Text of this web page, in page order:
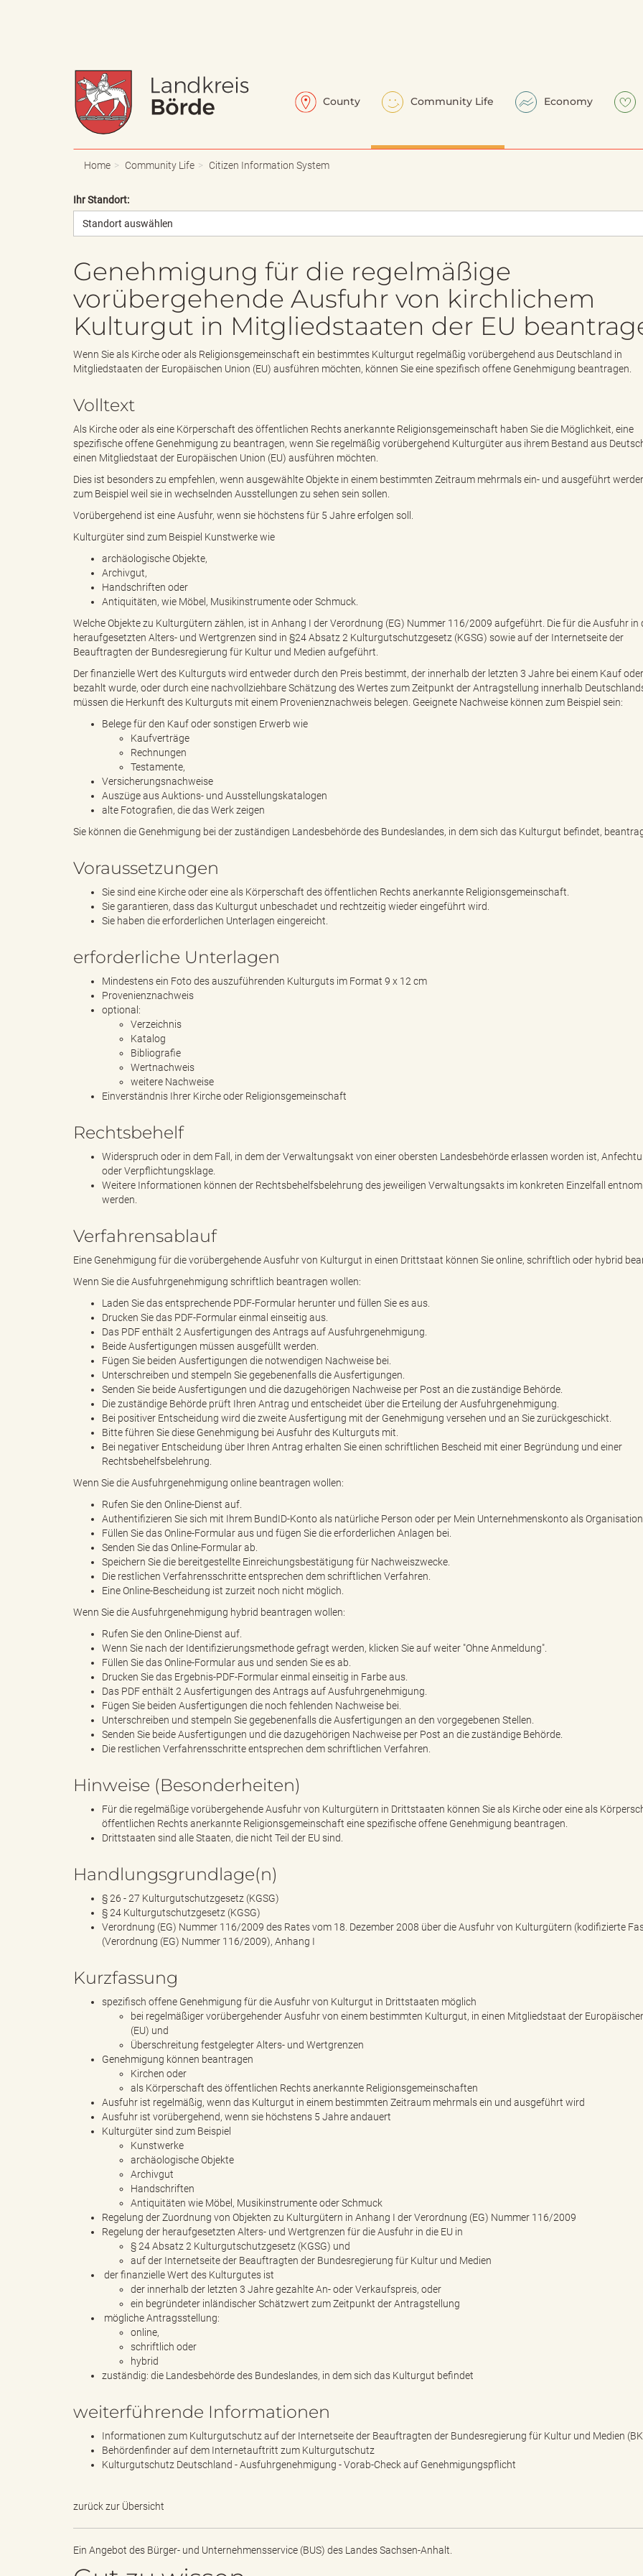
a
p
p
e
n
d
e
s
e
t
e
r
i
g
"
n
d
s
B
ö
d
e
"
.
h
e
l
l
d
County Community Life Economy
Home Community Life Citizen Information System
Ihr Standort:
Standort auswählen
Genehmigung für die regelmäßige
vorübergehende Ausfuhr von kirchlichem
Kulturgut in Mitgliedstaaten der EU
Wenn Sie als Kirche oder als Religionsgemeinschaft ein bestimmtes Kulturgut regelmäßig vorübergehend aus Deutschland in
Mitgliedstaaten der Europäischen Union (EU) ausführen möchten, können Sie eine spezifisch offene Genehmigung beantragen.
Volltext
Als Kirche oder als eine Körperschaft des öffentlichen Rechts anerkannte Religionsgemeinschaft haben Sie die Möglichkeit, eine
spezifische offene Genehmigung zu beantragen, wenn Sie regelmäßig vorübergehend Kulturgüter aus ihrem Bestand aus
einen Mitgliedstaat der Europäischen Union (EU) ausführen möchten.
Dies ist besonders zu empfehlen, wenn ausgewählte Objekte in einem bestimmten Zeitraum mehrmals ein- und ausgeführt
zum Beispiel weil sie in wechselnden Ausstellungen zu sehen sein sollen.
Vorübergehend ist eine Ausfuhr, wenn sie höchstens für 5 Jahre erfolgen soll.
Kulturgüter sind zum Beispiel Kunstwerke wie
archäologische Objekte,
Archivgut,
Handschriften oder
Antiquitäten, wie Möbel, Musikinstrumente oder Schmuck.
Welche Objekte zu Kulturgütern zählen, ist in Anhang I der Verordnung (EG) Nummer 116/2009 aufgeführt. Die für die Ausfuhr in
heraufgesetzten Alters- und Wertgrenzen sind in §24 Absatz 2 Kulturgutschutzgesetz (KGSG) sowie auf der Internetseite der
Beauftragten der Bundesregierung für Kultur und Medien aufgeführt.
Der finanzielle Wert des Kulturguts wird entweder durch den Preis bestimmt, der innerhalb der letzten 3 Jahre bei einem Kauf
bezahlt wurde, oder durch eine nachvollziehbare Schätzung des Wertes zum Zeitpunkt der Antragstellung innerhalb
müssen die Herkunft des Kulturguts mit einem Provenienznachweis belegen. Geeignete Nachweise können zum Beispiel sein:
Belege für den Kauf oder sonstigen Erwerb wie
Kaufverträge
Rechnungen
Testamente,
Versicherungsnachweise
Auszüge aus Auktions- und Ausstellungskatalogen
alte Fotografien, die das Werk zeigen
Sie können die Genehmigung bei der zuständigen Landesbehörde des Bundeslandes, in dem sich das Kulturgut befindet,
Voraussetzungen
Sie sind eine Kirche oder eine als Körperschaft des öffentlichen Rechts anerkannte Religionsgemeinschaft.
Sie garantieren, dass das Kulturgut unbeschadet und rechtzeitig wieder eingeführt wird.
Sie haben die erforderlichen Unterlagen eingereicht.
erforderliche Unterlagen
Mindestens ein Foto des auszuführenden Kulturguts im Format 9 x 12 cm
Provenienznachweis
optional:
Verzeichnis
Katalog
Bibliografie
Wertnachweis
weitere Nachweise
Einverständnis Ihrer Kirche oder Religionsgemeinschaft
Rechtsbehelf
Widerspruch oder in dem Fall, in dem der Verwaltungsakt von einer obersten Landesbehörde erlassen worden ist,
oder Verpflichtungsklage.
Weitere Informationen können der Rechtsbehelfsbelehrung des jeweiligen Verwaltungsakts im konkreten Einzelfall
werden.
Verfahrensablauf
Eine Genehmigung für die vorübergehende Ausfuhr von Kulturgut in einen Drittstaat können Sie online, schriftlich oder hybrid
Wenn Sie die Ausfuhrgenehmigung schriftlich beantragen wollen:
Laden Sie das entsprechende PDF-Formular herunter und füllen Sie es aus.
Drucken Sie das PDF-Formular einmal einseitig aus.
Das PDF enthält 2 Ausfertigungen des Antrags auf Ausfuhrgenehmigung.
Beide Ausfertigungen müssen ausgefüllt werden.
Fügen Sie beiden Ausfertigungen die notwendigen Nachweise bei.
Unterschreiben und stempeln Sie gegebenenfalls die Ausfertigungen.
Senden Sie beide Ausfertigungen und die dazugehörigen Nachweise per Post an die zuständige Behörde.
Die zuständige Behörde prüft Ihren Antrag und entscheidet über die Erteilung der Ausfuhrgenehmigung.
Bei positiver Entscheidung wird die zweite Ausfertigung mit der Genehmigung versehen und an Sie zurückgeschickt.
Bitte führen Sie diese Genehmigung bei Ausfuhr des Kulturguts mit.
Bei negativer Entscheidung über Ihren Antrag erhalten Sie einen schriftlichen Bescheid mit einer Begründung und einer
Rechtsbehelfsbelehrung.
Wenn Sie die Ausfuhrgenehmigung online beantragen wollen:
Rufen Sie den Online-Dienst auf.
Authentifizieren Sie sich mit Ihrem BundID-Konto als natürliche Person oder per Mein Unternehmenskonto als
Füllen Sie das Online-Formular aus und fügen Sie die erforderlichen Anlagen bei.
Senden Sie das Online-Formular ab.
Speichern Sie die bereitgestellte Einreichungsbestätigung für Nachweiszwecke.
Die restlichen Verfahrensschritte entsprechen dem schriftlichen Verfahren.
Eine Online-Bescheidung ist zurzeit noch nicht möglich.
Wenn Sie die Ausfuhrgenehmigung hybrid beantragen wollen:
Rufen Sie den Online-Dienst auf.
Wenn Sie nach der Identifizierungsmethode gefragt werden, klicken Sie auf weiter "Ohne Anmeldung".
Füllen Sie das Online-Formular aus und senden Sie es ab.
Drucken Sie das Ergebnis-PDF-Formular einmal einseitig in Farbe aus.
Das PDF enthält 2 Ausfertigungen des Antrags auf Ausfuhrgenehmigung.
Fügen Sie beiden Ausfertigungen die noch fehlenden Nachweise bei.
Unterschreiben und stempeln Sie gegebenenfalls die Ausfertigungen an den vorgegebenen Stellen.
Senden Sie beide Ausfertigungen und die dazugehörigen Nachweise per Post an die zuständige Behörde.
Die restlichen Verfahrensschritte entsprechen dem schriftlichen Verfahren.
Hinweise (Besonderheiten)
Für die regelmäßige vorübergehende Ausfuhr von Kulturgütern in Drittstaaten können Sie als Kirche oder eine als
öffentlichen Rechts anerkannte Religionsgemeinschaft eine spezifische offene Genehmigung beantragen.
Drittstaaten sind alle Staaten, die nicht Teil der EU sind.
Handlungsgrundlage(n)
§ 26 - 27 Kulturgutschutzgesetz (KGSG)
§ 24 Kulturgutschutzgesetz (KGSG)
Verordnung (EG) Nummer 116/2009 des Rates vom 18. Dezember 2008 über die Ausfuhr von Kulturgütern (kodifizierte
(Verordnung (EG) Nummer 116/2009), Anhang I
Kurzfassung
spezifisch offene Genehmigung für die Ausfuhr von Kulturgut in Drittstaaten möglich
bei regelmäßiger vorübergehender Ausfuhr von einem bestimmten Kulturgut, in einen Mitgliedstaat der
(EU) und
Überschreitung festgelegter Alters- und Wertgrenzen
Genehmigung können beantragen
Kirchen oder
als Körperschaft des öffentlichen Rechts anerkannte Religionsgemeinschaften
Ausfuhr ist regelmäßig, wenn das Kulturgut in einem bestimmten Zeitraum mehrmals ein und ausgeführt wird
Ausfuhr ist vorübergehend, wenn sie höchstens 5 Jahre andauert
Kulturgüter sind zum Beispiel
Kunstwerke
archäologische Objekte
Archivgut
Handschriften
Antiquitäten wie Möbel, Musikinstrumente oder Schmuck
Regelung der Zuordnung von Objekten zu Kulturgütern in Anhang I der Verordnung (EG) Nummer 116/2009
Regelung der heraufgesetzten Alters- und Wertgrenzen für die Ausfuhr in die EU in
§ 24 Absatz 2 Kulturgutschutzgesetz (KGSG) und
auf der Internetseite der Beauftragten der Bundesregierung für Kultur und Medien
der finanzielle Wert des Kulturgutes ist
der innerhalb der letzten 3 Jahre gezahlte An- oder Verkaufspreis, oder
ein begründeter inländischer Schätzwert zum Zeitpunkt der Antragstellung
mögliche Antragsstellung:
online,
schriftlich oder
hybrid
zuständig: die Landesbehörde des Bundeslandes, in dem sich das Kulturgut befindet
weiterführende Informationen
Informationen zum Kulturgutschutz auf der Internetseite der Beauftragten der Bundesregierung für Kultur und Medien
Behördenfinder auf dem Internetauftritt zum Kulturgutschutz
Kulturgutschutz Deutschland - Ausfuhrgenehmigung - Vorab-Check auf Genehmigungspflicht
zurück zur Übersicht
Ein Angebot des Bürger- und Unternehmensservice (BUS) des Landes Sachsen-Anhalt.